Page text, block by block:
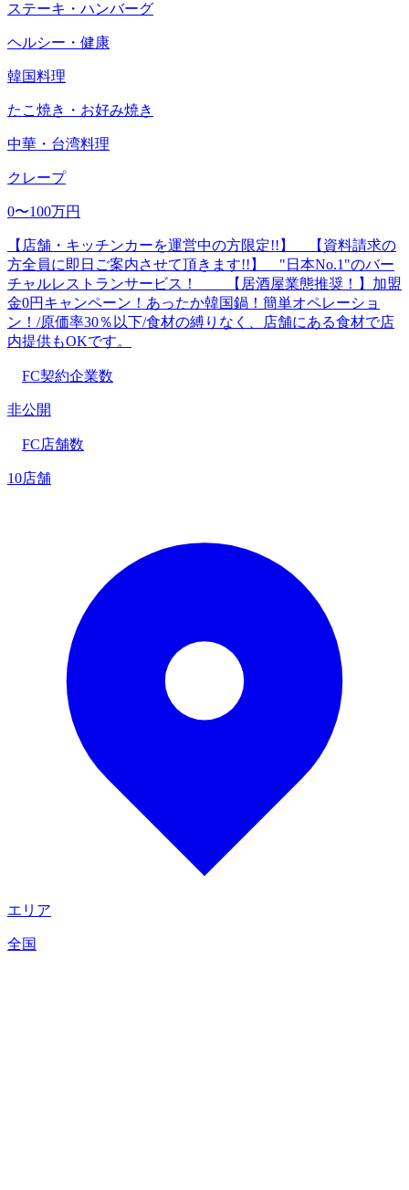
ステーキ・ハンバーグ
ヘルシー・健康
韓国料理
たこ焼き・お好み焼き
中華・台湾料理
クレープ
0〜100万円
【店舗・キッチンカーを運営中の方限定!!】 【資料請求の
方全員に即日ご案内させて頂きます!!】 "日本No.1"のバー
チャルレストランサービス！ 【居酒屋業態推奨！】加盟
金0円キャンペーン！あったか韓国鍋！簡単オペレーショ
ン！/原価率30％以下/食材の縛りなく、店舗にある食材で店
内提供もOKです。
FC契約企業数
非公開
FC店舗数
10店舗
エリア
全国